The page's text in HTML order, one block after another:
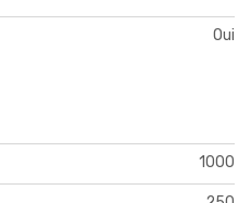
Oui
1000